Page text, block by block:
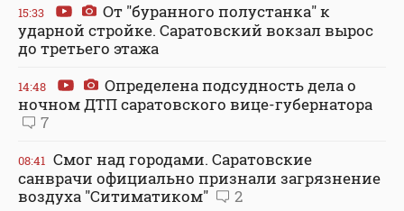
15:33
От "буранного полустанка" к
ударной стройке. Саратовский вокзал вырос
до третьего этажа
14:48
Определена подсудность дела о
ночном ДТП саратовского вице-губернатора
7
08:41 Смог над городами. Саратовские
санврачи официально признали загрязнение
воздуха "Ситиматиком"
2